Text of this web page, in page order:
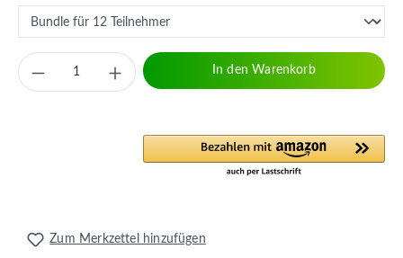
Produkt Anzahl: Gib den gewünschten
In den Warenkorb
Zum Merkzettel hinzufügen